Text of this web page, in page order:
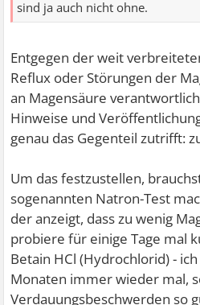
sind ja auch nicht ohne.
Entgegen der weit
Reflux oder Störungen der
an Magensäure
Hinweise und
genau das Gegenteil zutrifft:
Um das festzustellen,
sogenannten Natron-Test
der anzeigt, dass zu wenig
probiere für einige Tage mal
Betain HCl (Hydrochlorid) -
Monaten immer wieder mal,
Verdauungsbeschwerden so